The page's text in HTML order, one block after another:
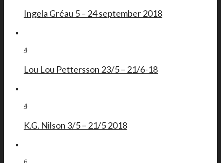
Ingela Gréau 5 – 24 september 2018
4
Lou Lou Pettersson 23/5 – 21/6-18
4
K.G. Nilson 3/5 – 21/5 2018